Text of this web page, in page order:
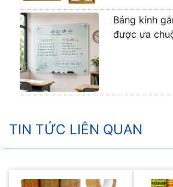
Bảng kính
được ưa
TIN TỨC LIÊN QUAN